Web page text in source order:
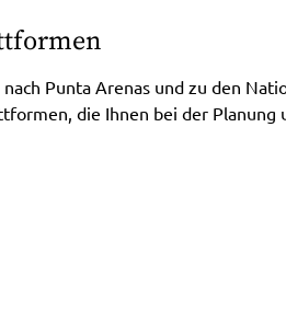
Punta Arenas und zu den
die Ihnen bei der Planung